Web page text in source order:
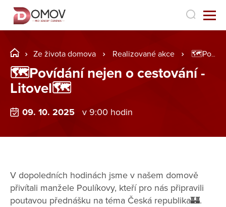
Ze života domova Realizované akce 🗺️Povídání nejen o cestování - Litovel🗺️
🗺️Povídání nejen o cestování -
Litovel🗺️
09. 10. 2025 v 9:00 hodin
V dopoledních hodinách jsme v našem domově
přivítali manžele Poulíkovy, kteří pro nás připravili
poutavou přednášku na téma Česká republika🏰.